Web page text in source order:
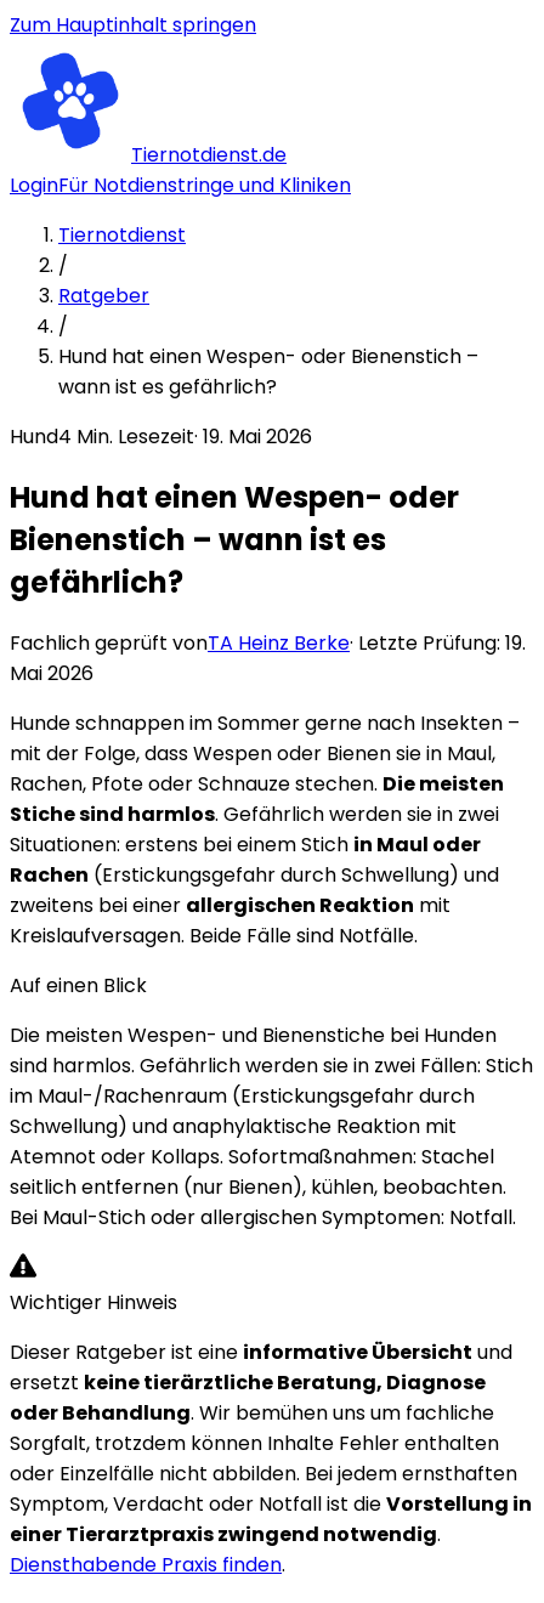
Zum Hauptinhalt springen
Tiernotdienst.de
LoginFür Notdienstringe und Kliniken
Tiernotdienst
/
Ratgeber
/
Hund hat einen Wespen- oder Bienenstich –
wann ist es gefährlich?
Hund4 Min. Lesezeit· 19. Mai 2026
Hund hat einen Wespen- oder
Bienenstich – wann ist es
gefährlich?
Fachlich geprüft vonTA Heinz Berke· Letzte Prüfung: 19.
Mai 2026
Hunde schnappen im Sommer gerne nach Insekten –
mit der Folge, dass Wespen oder Bienen sie in Maul,
Rachen, Pfote oder Schnauze stechen. Die meisten
Stiche sind harmlos. Gefährlich werden sie in zwei
Situationen: erstens bei einem Stich in Maul oder
Rachen (Erstickungsgefahr durch Schwellung) und
zweitens bei einer allergischen Reaktion mit
Kreislaufversagen. Beide Fälle sind Notfälle.
Auf einen Blick
Die meisten Wespen- und Bienenstiche bei Hunden
sind harmlos. Gefährlich werden sie in zwei Fällen: Stich
im Maul-/Rachenraum (Erstickungsgefahr durch
Schwellung) und anaphylaktische Reaktion mit
Atemnot oder Kollaps. Sofortmaßnahmen: Stachel
seitlich entfernen (nur Bienen), kühlen, beobachten.
Bei Maul-Stich oder allergischen Symptomen: Notfall.
Wichtiger Hinweis
Dieser Ratgeber ist eine informative Übersicht und
ersetzt keine tierärztliche Beratung, Diagnose
oder Behandlung. Wir bemühen uns um fachliche
Sorgfalt, trotzdem können Inhalte Fehler enthalten
oder Einzelfälle nicht abbilden. Bei jedem ernsthaften
Symptom, Verdacht oder Notfall ist dieVorstellung in
einer Tierarztpraxis zwingend notwendig.
Diensthabende Praxis finden.